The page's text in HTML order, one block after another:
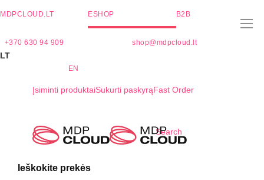
MDPCLOUD.LT ESHOP B2B
+370 630 94 909 shop@mdpcloud.lt
LT
EN
Įsiminti produktaiSukurti paskyrąFast Order
Search
Ieškokite prekės